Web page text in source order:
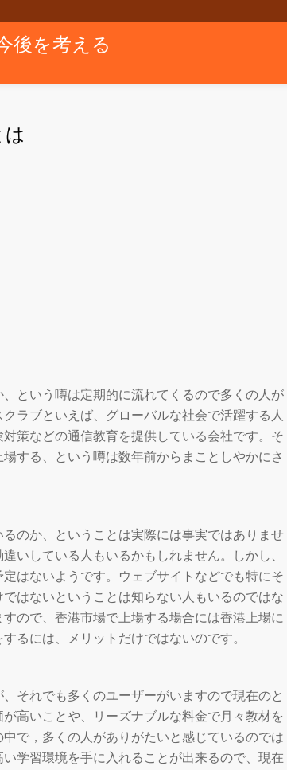
後を考える
という噂は定期的に流れてくるので多くの人が
ラブといえば、グローバルな社会で活躍する人
策などの通信教育を提供している会社です。そ
する、という噂は数年前からまことしやかにさ
のか、ということは実際には事実ではありませ
いしている人もいるかもしれません。しかし、
はないようです。ウェブサイトなどでも特にそ
はないということは知らない人もいるのではな
ので、香港市場で上場する場合には香港上場に
るには、メリットだけではないのです。
それでも多くのユーザーがいますので現在のと
高いことや、リーズナブルな料金で月々教材を
で，多くの人がありがたいと感じているのでは
学習環境を手に入れることが出来るので、現在